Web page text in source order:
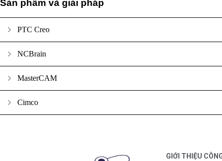
Sản phẩm và giải pháp
PTC Creo
NCBrain
MasterCAM
Cimco
GIỚI THIỆU